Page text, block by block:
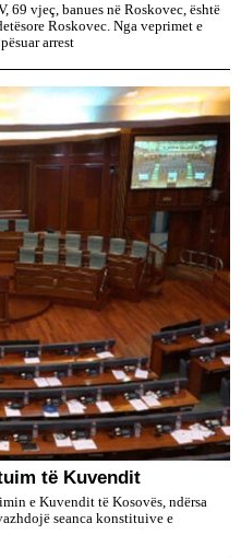
69 vjeç, banues në Roskovec, është
Roskovec. Nga veprimet e
arrest
të Kuvendit
e Kuvendit të Kosovës, ndërsa
seanca konstituive e